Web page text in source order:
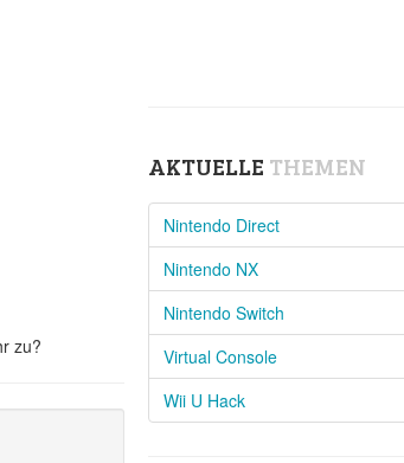
zu?
AKTUELLE THEMEN
Nintendo Direct
Nintendo NX
Nintendo Switch
Virtual Console
Wii U Hack